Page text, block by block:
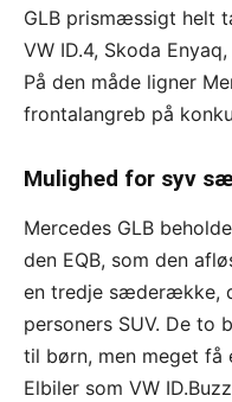
GLB prismæssigt helt
VW ID.4, Skoda
På den måde ligner
frontalangreb på
Mulighed for syv
Mercedes GLB
den EQB, som den
en tredje sæderække,
personers SUV. De
til børn, men meget få
Elbiler som VW